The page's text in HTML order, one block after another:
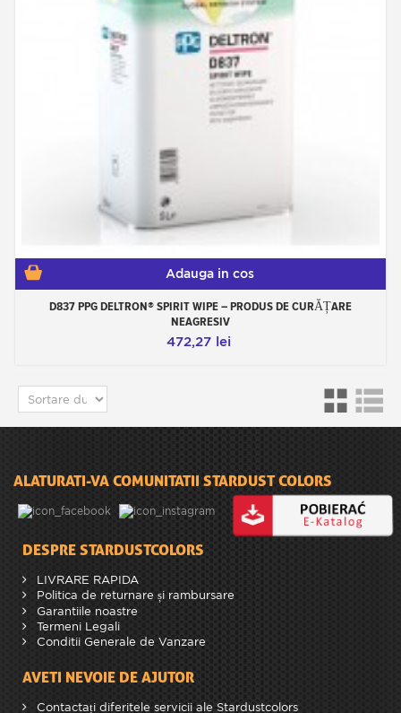
Adauga in cos
D837 PPG DELTRON® SPIRIT WIPE – PRODUS DE CURĂȚARE
NEAGRESIV
472,27 lei
ALATURATI-VA COMUNITATII STARDUST COLORS
DESPRE STARDUSTCOLORS
LIVRARE RAPIDA
Politica de returnare și rambursare
Garantiile noastre
Termeni Legali
Conditii Generale de Vanzare
AVETI NEVOIE DE AJUTOR
Contactați diferitele servicii ale Stardustcolors